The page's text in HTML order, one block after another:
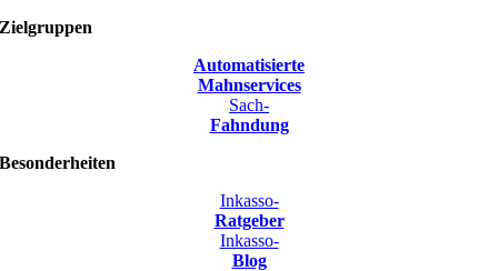
Zielgruppen
Automatisierte
Mahnservices
Sach-
Fahndung
Besonderheiten
Inkasso-
Ratgeber
Inkasso-
Blog